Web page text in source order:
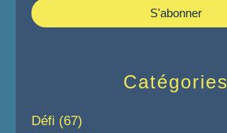
Catégories
Défi (67)